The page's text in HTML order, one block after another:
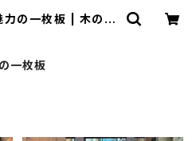
力の一枚板 | 木の店
の一枚板